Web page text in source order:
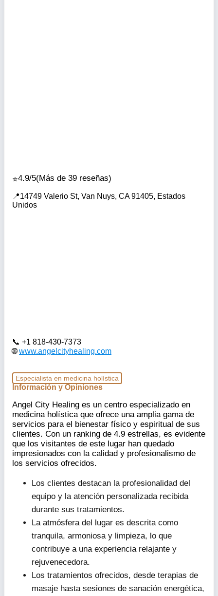
+1 818-430-7373
www.angelcityhealing.com
4.9/5(Más de 39 reseñas)
14749 Valerio St, Van Nuys, CA 91405, Estados
Unidos
Especialista en medicina holística
Información y Opiniones
Angel City Healing es un centro especializado en
medicina holística que ofrece una amplia gama de
servicios para el bienestar físico y espiritual de sus
clientes. Con un ranking de 4.9 estrellas, es evidente
que los visitantes de este lugar han quedado
impresionados con la calidad y profesionalismo de
los servicios ofrecidos.
Los clientes destacan la profesionalidad del
equipo y la atención personalizada recibida
durante sus tratamientos.
La atmósfera del lugar es descrita como
tranquila, armoniosa y limpieza, lo que
contribuye a una experiencia relajante y
rejuvenecedora.
Los tratamientos ofrecidos, desde terapias de
masaje hasta sesiones de sanación energética,